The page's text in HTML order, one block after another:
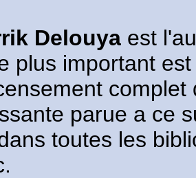
Delouya est
plus important
parue a ce
toutes les